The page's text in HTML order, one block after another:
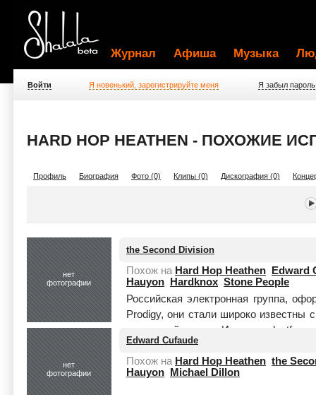
Журнал Афиша Музыка
Войти Я новенький, зарегистрируйте меня Я забыл пароль
HARD HOP HEATHEN - ПОХОЖИЕ
Профиль Биография Фото (0) Клипы (0) Дискография (0)
нет
фотографии
the Second Division
Похож на Hard Hop Heathen
Edward
Hauyon
Hardknox Stone People
Российская электронная группа,
Prodigy, они стали широко
песни этой группы. Источник: lastfm.ru
нет
фотографии
Edward Cufaude
Похож на Hard Hop Heathen the
Hauyon
Michael Dillon